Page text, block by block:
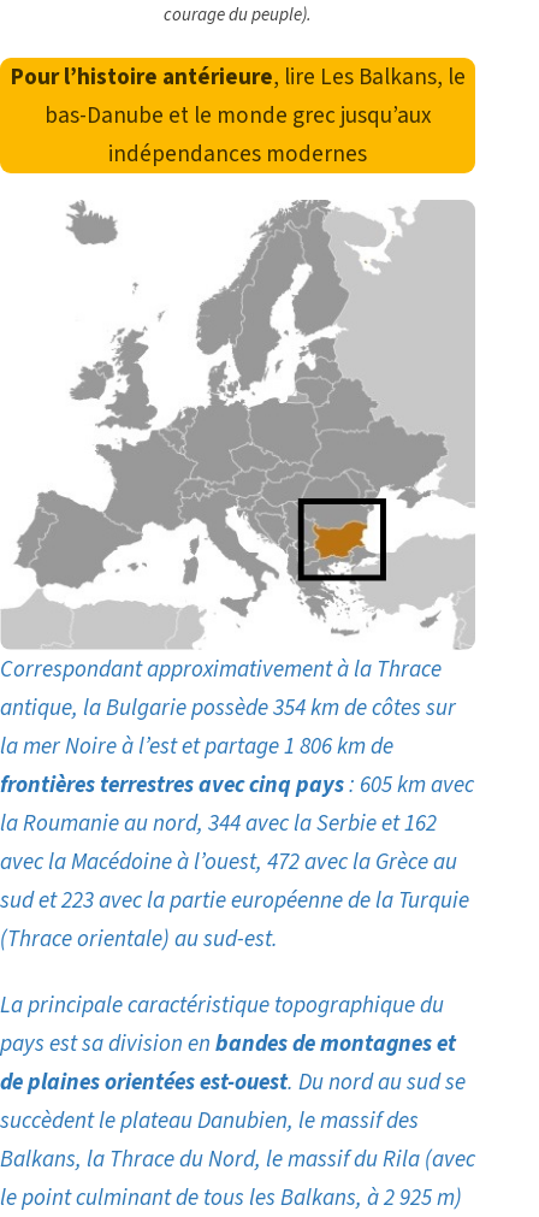
courage du peuple).
Pour l’histoire antérieure, lire Les Balkans, le
bas-Danube et le monde grec jusqu’aux
indépendances modernes
Correspondant approximativement à la Thrace
antique, la Bulgarie possède 354 km de côtes sur
la mer Noire à l’est et partage 1 806 km de
frontières terrestres avec cinq pays: 605 km avec
la Roumanie au nord, 344 avec la Serbie et 162
avec la Macédoine à l’ouest, 472 avec la Grèce au
sud et 223 avec la partie européenne de la Turquie
(Thrace orientale) au sud-est.
La principale caractéristique topographique du
pays est sa division enbandes de montagnes et
de plaines orientées est-ouest. Du nord au sud se
succèdent le plateau Danubien, le massif des
Balkans, la Thrace du Nord, le massif du Rila (avec
le point culminant de tous les Balkans, à 2 925 m)